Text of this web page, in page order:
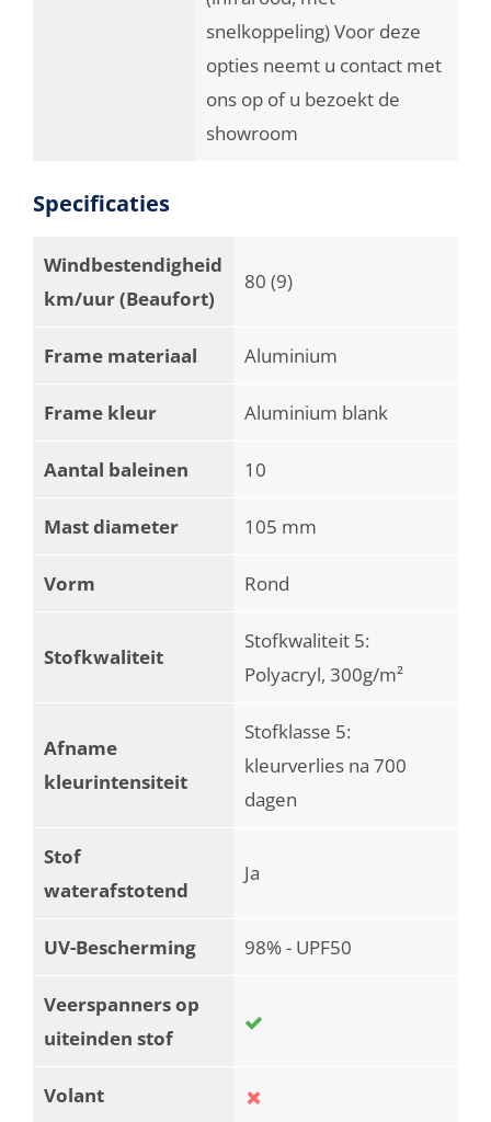
snelkoppeling) Voor deze
opties neemt u contact met
ons op of u bezoekt de
showroom
Specificaties
Windbestendigheid
km/uur (Beaufort)
80 (9)
Frame materiaal Aluminium
Frame kleur Aluminium blank
Aantal baleinen 10
Mast diameter 105 mm
Vorm Rond
Stofkwaliteit
Stofkwaliteit 5:
Polyacryl, 300g/m²
Afname
kleurintensiteit
Stofklasse 5:
kleurverlies na 700
dagen
Stof
waterafstotend
Ja
UV-Bescherming 98% - UPF50
Veerspanners op
uiteinden stof
Volant